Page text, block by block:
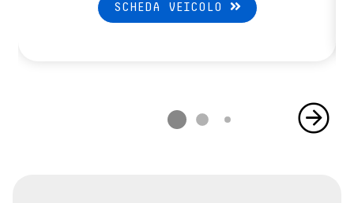
SCHEDA VEICOLO